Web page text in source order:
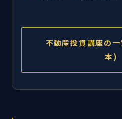
不動産投資講座の
本)